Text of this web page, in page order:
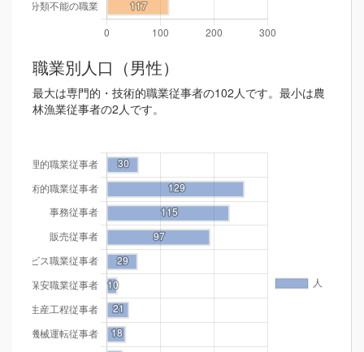
職業別人口（男性）
最大は専門的・技術的職業従事者の102人です。最小は農
林漁業従事者の2人です。